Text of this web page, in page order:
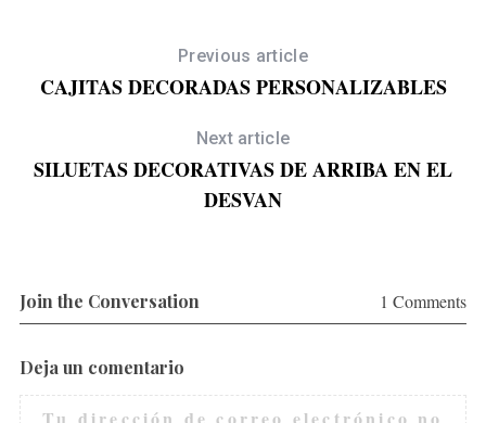
Previous article
CAJITAS DECORADAS PERSONALIZABLES
Next article
SILUETAS DECORATIVAS DE ARRIBA EN EL
DESVAN
Join the Conversation 1 Comments
Deja un comentario
Tu dirección de correo electrónico no